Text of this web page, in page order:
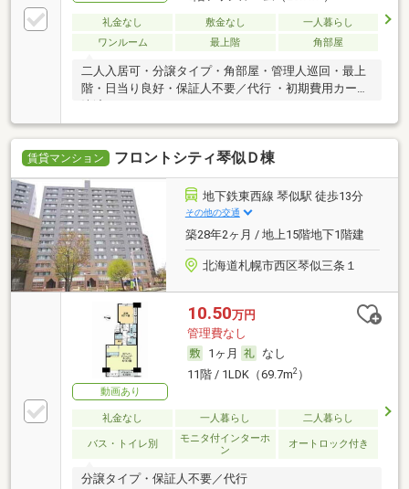
礼金なし 敷金なし
一人暮らし
ワンルーム
最上階 角部屋
二人入居可・分譲タイプ・角部屋・管理人巡回・最上
階・日当り良好・保証人不要／代行 ・初期費用カード
決済可
賃貸マンション フロントシティ琴似Ｄ棟
地下鉄東西線 琴似駅 徒歩13分
その他の交通
築28年2ヶ月 / 地上15階地下1階建
北海道札幌市西区琴似三条１
動画あり
10.50万円
管理費なし
1ヶ月
なし
11階 / 1LDK（69.7m2）
礼金なし 一人暮らし 二人暮らし
バス・トイレ別
モニタ付インターホ
ン
オートロック付き
分譲タイプ・保証人不要／代行